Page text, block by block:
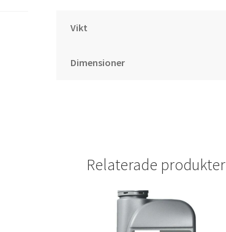
Vikt
Dimensioner
Relaterade produkter